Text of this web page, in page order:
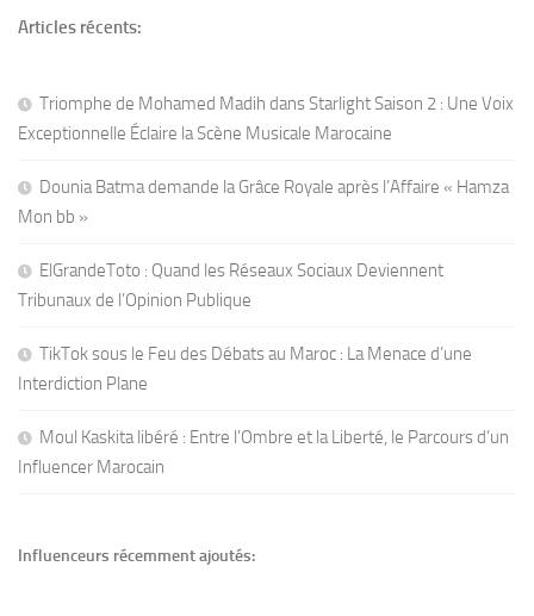
Articles récents:
Triomphe de Mohamed Madih dans Starlight Saison 2 : Une Voix
Exceptionnelle Éclaire la Scène Musicale Marocaine
Dounia Batma demande la Grâce Royale après l’Affaire « Hamza
Mon bb »
ElGrandeToto : Quand les Réseaux Sociaux Deviennent
Tribunaux de l’Opinion Publique
TikTok sous le Feu des Débats au Maroc : La Menace d’une
Interdiction Plane
Moul Kaskita libéré : Entre l’Ombre et la Liberté, le Parcours d’un
Influencer Marocain
Influenceurs récemment ajoutés: